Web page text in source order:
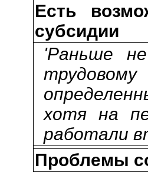
Есть
субсидии
'Раньше
хотя на
работали
Проблемы